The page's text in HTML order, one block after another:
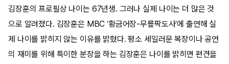
김장훈의 프로필상 나이는 67년생. 그러나 실제 나이는 더 많은 것
으로 알려졌다. 김장훈은 MBC ‘황금어장-무릎팍도사’에 출연해 실
제 나이를 밝히지 않는 이유를 밝혔다. 평소 세일러문 복장이나 공연
의 재미를 위해 특이한 분장을 하는 김장훈은 나이를 밝히면 편견을